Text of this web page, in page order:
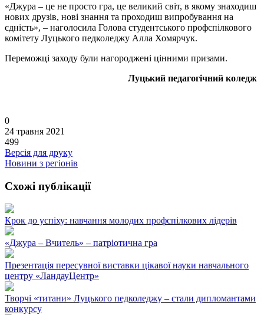
«Джура – це не просто гра, це великий світ, в якому знаходиш
нових друзів, нові знання та проходиш випробування на
єдність», – наголосила Голова студентського профспілкового
комітету Луцького педколеджу Алла Хомярчук.
Переможці заходу були нагороджені цінними призами.
Луцький педагогічний коледж
0
24 травня 2021
499
Версія для друку
Новини з регіонів
Схожі публікації
Крок до успіху: навчання молодих профспілкових лідерів
«Джура – Вчитель» – патріотична гра
Презентація пересувної виставки цікавої науки навчального
центру «ЛандауЦентр»
Творчі «титани» Луцького педколеджу – стали дипломантами
конкурсу